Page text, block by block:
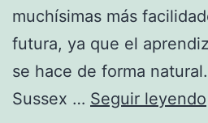
muchísimas más
futura, ya que el
se hace de forma
Sussex … Seguir leyendo